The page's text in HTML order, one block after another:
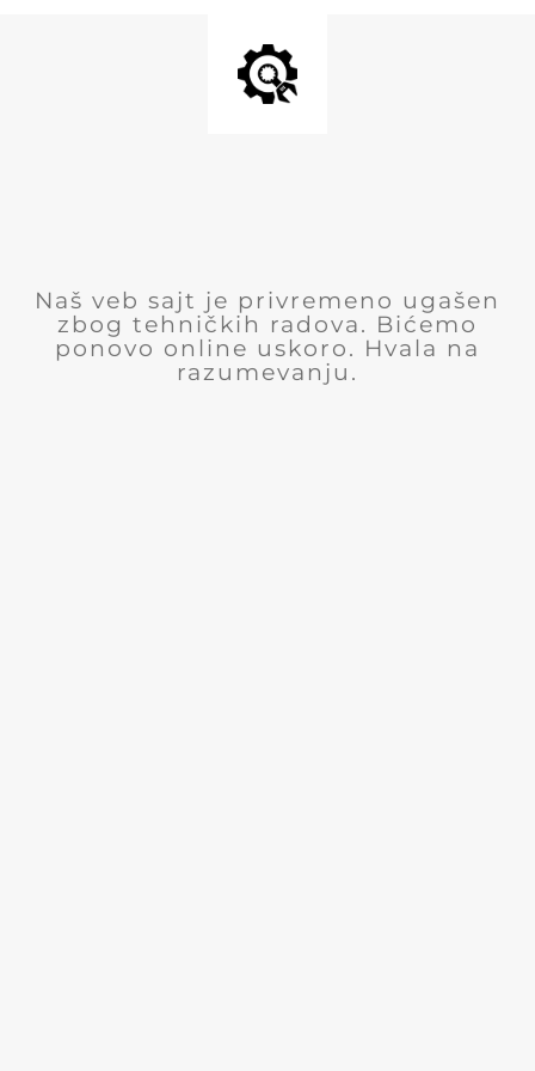
Naš veb sajt je privremeno ugašen
zbog tehničkih radova. Bićemo
ponovo online uskoro. Hvala na
razumevanju.